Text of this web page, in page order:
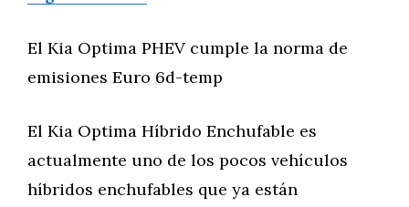
El Kia Optima PHEV cumple la norma de
emisiones Euro 6d-temp
El Kia Optima Híbrido Enchufable es
actualmente uno de los pocos vehículos
híbridos enchufables que ya están